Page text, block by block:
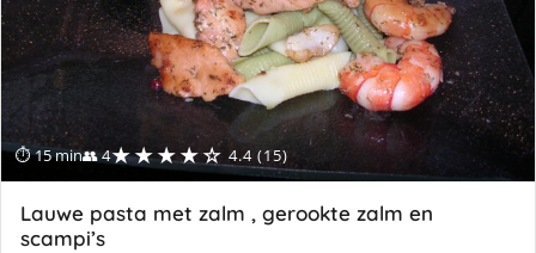
⏱ 15 min👥 4★★★★☆ 4.4 (15)
Lauwe pasta met zalm , gerookte zalm en
scampi’s